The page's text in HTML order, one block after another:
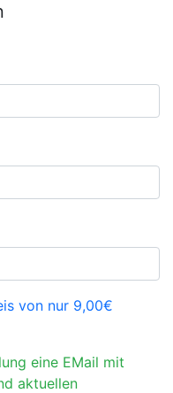
von nur 9,00€
eine EMail mit
aktuellen